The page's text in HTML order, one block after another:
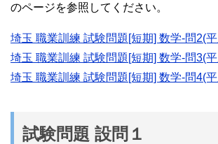
のページを参照してください。
埼玉 職業訓練 試験問題[短期] 数学-問2(
埼玉 職業訓練 試験問題[短期] 数学-問3(
埼玉 職業訓練 試験問題[短期] 数学-問4(
試験問題 設問１